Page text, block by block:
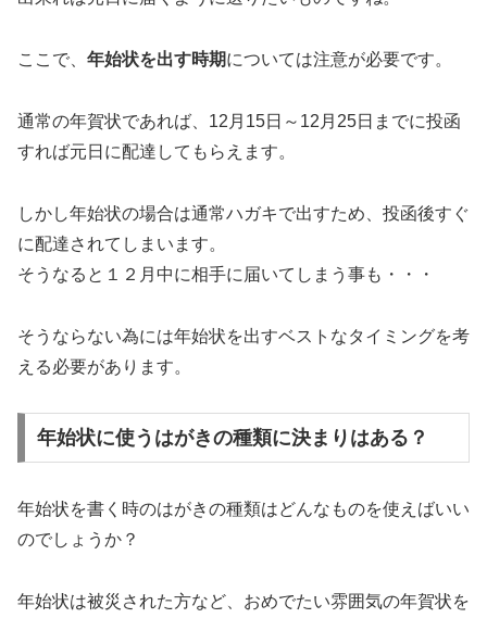
ここで、 年始状を出す時期については注意が必要です。
通常の年賀状であれば、12月15日～12月25日までに投函
すれば元日に配達してもらえます。
しかし年始状の場合は通常ハガキで出すため、投函後すぐ
に配達されてしまいます。
そうなると１２月中に相手に届いてしまう事も・・・
そうならない為には年始状を出すベストなタイミングを考
える必要があります。
年始状に使うはがきの種類に決まりはある？
年始状を書く時のはがきの種類はどんなものを使えばいい
のでしょうか？
年始状は被災された方など、おめでたい雰囲気の年賀状を